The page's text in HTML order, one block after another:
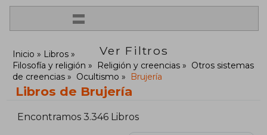
=
Ver Filtros
Inicio
Libros
Filosofía y religión
Religión y creencias
Otros sistemas
de creencias
Ocultismo Brujería
Libros de Brujería
Encontramos 3.346 Libros